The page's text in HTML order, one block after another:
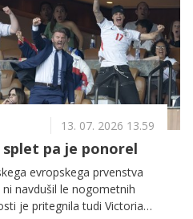
stoječe ovacije.
13. 07. 2026 13.59
splet pa je ponorel
evropskega prvenstva
navdušil le nogometnih
je pritegnila tudi Victoria